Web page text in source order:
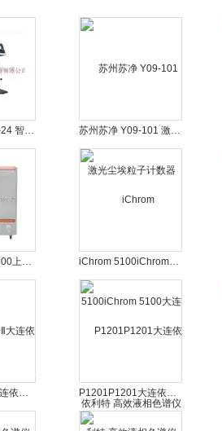
苏州苏净 L01B-24 智能微粒检测仪 苏州苏净 Y09-101 激光尘埃粒子计数器
上海博迅BSC-800上海博迅BSC-800 恒温恒湿箱 iChrom 5100iChrom 5100大连依利特 高效液相色谱仪
P230ⅡP230Ⅱ大连依利特 高效液相色谱仪 P1201P1201大连依利特 高效液相色谱仪